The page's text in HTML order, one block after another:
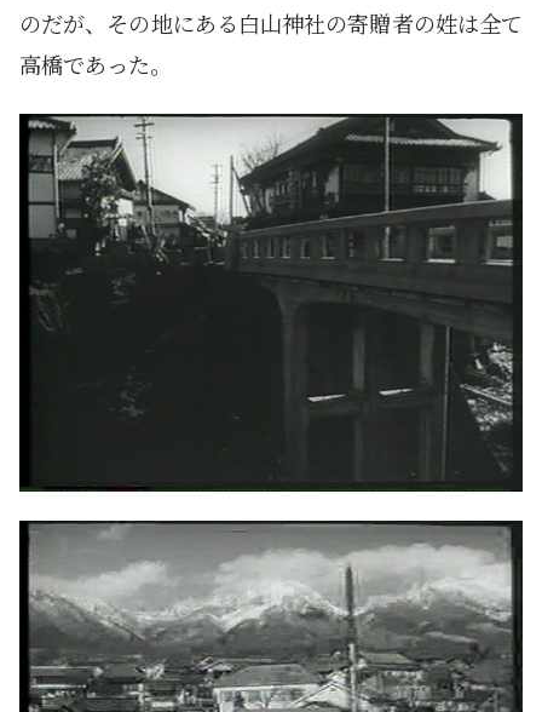
のだが、その地にある白山神社の寄贈者の姓は全て
高橋であった。